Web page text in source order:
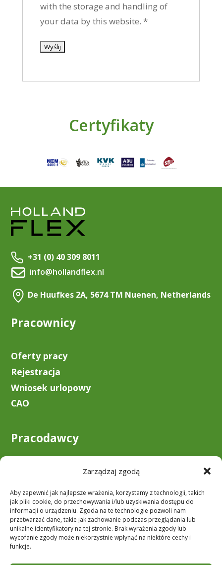
Zarządzaj zgodą
Aby zapewnić jak najlepsze wrażenia, korzystamy z technologii, takich
jak pliki cookie, do przechowywania i/lub uzyskiwania dostępu do
informacji o urządzeniu. Zgoda na te technologie pozwoli nam
przetwarzać dane, takie jak zachowanie podczas przeglądania lub
unikalne identyfikatory na tej stronie. Brak wyrażenia zgody lub
wycofanie zgody może niekorzystnie wpłynąć na niektóre cechy i
funkcje.
with the storage and handling of
your data by this website. *
Certyfikaty
+31 (0) 40 309 8011
info@hollandflex.nl
De Huufkes 2A, 5674 TM Nuenen, Netherlands
Pracownicy
Oferty pracy
Rejestracja
Wniosek urlopowy
CAO
Pracodawcy
Zostań klientem
Do pobrania
Obserwuj nas